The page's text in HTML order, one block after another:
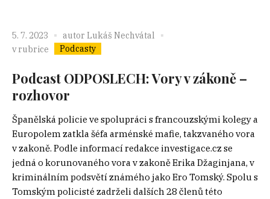
5. 7. 2023 autor Lukáš Nechvátal
v rubrice
Podcasty
Podcast ODPOSLECH: Vory v zákoně –
rozhovor
Španělská policie ve spolupráci s francouzskými kolegy a
Europolem zatkla šéfa arménské mafie, takzvaného vora
v zakoně. Podle informací redakce investigace.cz se
jedná o korunovaného vora v zakoně Erika Džaginjana, v
kriminálním podsvětí známého jako Ero Tomský. Spolu s
Tomským policisté zadrželi dalších 28 členů této